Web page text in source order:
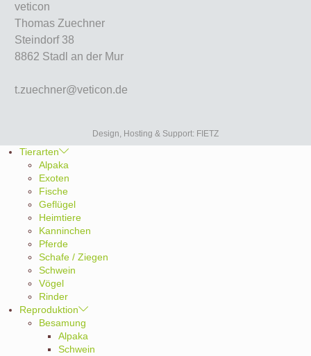
veticon
Thomas Zuechner
Steindorf 38
8862 Stadl an der Mur
t.zuechner@veticon.de
Design, Hosting & Support: FIETZ
Tierarten
Alpaka
Exoten
Fische
Geflügel
Heimtiere
Kanninchen
Pferde
Schafe / Ziegen
Schwein
Vögel
Rinder
Reproduktion
Besamung
Alpaka
Schwein